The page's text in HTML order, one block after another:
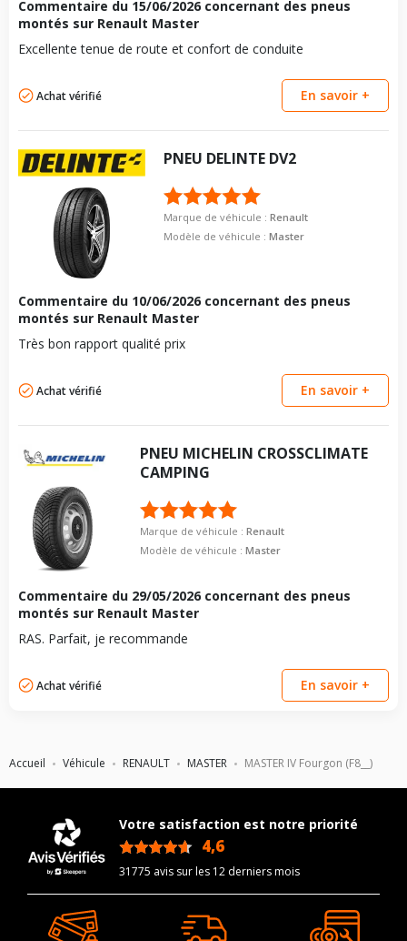
Accueil Véhicule RENAULT MASTER MASTER IV Fourgon (F8__)
Commentaire du 15/06/2026 concernant des pneus
montés sur Renault Master
Excellente tenue de route et confort de conduite
Achat vérifié En savoir +
PNEU DELINTE DV2
Marque de véhicule : Renault
Modèle de véhicule : Master
Commentaire du 10/06/2026 concernant des pneus
montés sur Renault Master
Très bon rapport qualité prix
Achat vérifié En savoir +
PNEU MICHELIN CROSSCLIMATE
CAMPING
Marque de véhicule : Renault
Modèle de véhicule : Master
Commentaire du 29/05/2026 concernant des pneus
montés sur Renault Master
RAS. Parfait, je recommande
Achat vérifié En savoir +
Votre satisfaction est notre priorité
4,6
31775 avis sur les 12 derniers mois